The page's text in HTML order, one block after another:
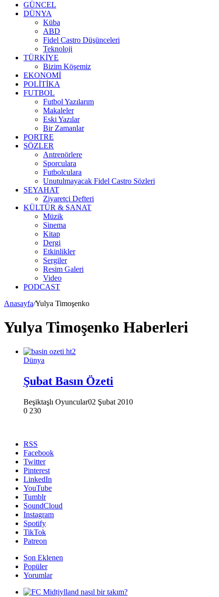
GÜNCEL
DÜNYA
Küba
ABD
Fidel Castro Düşünceleri
Teknoloji
TÜRKİYE
Bizim Köşemiz
EKONOMİ
POLİTİKA
FUTBOL
Futbol Yazılarım
Makaleler
Eski Yazılar
Bir Zamanlar
PORTRE
SÖZLER
Antrenörlere
Sporculara
Futbolculara
Unutulmayacak Fidel Castro Sözleri
SEYAHAT
Ziyaretçi Defteri
KÜLTÜR & SANAT
Müzik
Sinema
Kitap
Dergi
Etkinlikler
Sergiler
Resim Galeri
Video
PODCAST
Anasayfa/Yulya Timoşenko
Yulya Timoşenko Haberleri
Dünya
Şubat Basın Özeti
Beşiktaşlı Oyuncular02 Şubat 2010
0 230
RSS
Facebook
Twitter
Pinterest
LinkedIn
YouTube
Tumblr
SoundCloud
Instagram
Spotify
TikTok
Patreon
Son Eklenen
Popüler
Yorumlar